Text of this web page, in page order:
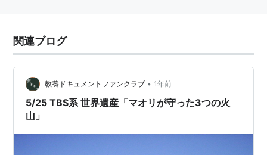
関連ブログ
教養ドキュメントファンクラブ • 1年前
5/25 TBS系 世界遺産「マオリが守った3つの火
山」